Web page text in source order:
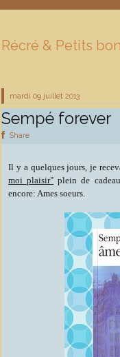
Récré & Petits
mardi 09 juillet 2013
Sempé forever
Share
Il y a quelques jours, je
moi plaisir" plein de
encore: Ames soeurs.